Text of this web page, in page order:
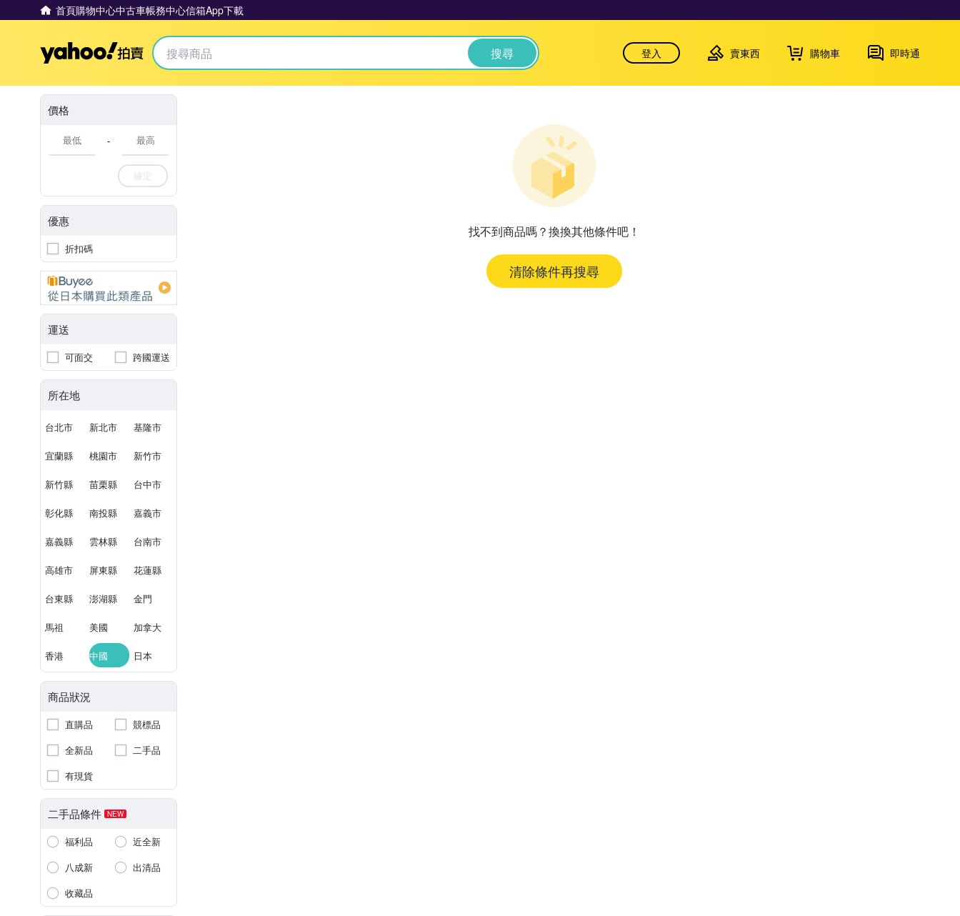
首頁購物中心中古車帳務中心信箱App下載
Yahoo拍賣 搜尋 登入 賣東西 購物車 即時通
價格
-
確定
優惠
折扣碼
運送
可面交 跨國運送
所在地
台北市 新北市 基隆市
宜蘭縣 桃園市 新竹市
新竹縣 苗栗縣 台中市
彰化縣 南投縣 嘉義市
嘉義縣 雲林縣 台南市
高雄市 屏東縣 花蓮縣
台東縣 澎湖縣 金門
馬祖 美國 加拿大
香港 中國 日本
商品狀況
直購品
競標品
全新品
二手品
有現貨
二手品條件 NEW
福利品
近全新
八成新
出清品
收藏品
找不到商品嗎？換換其他條件吧！
清除條件再搜尋